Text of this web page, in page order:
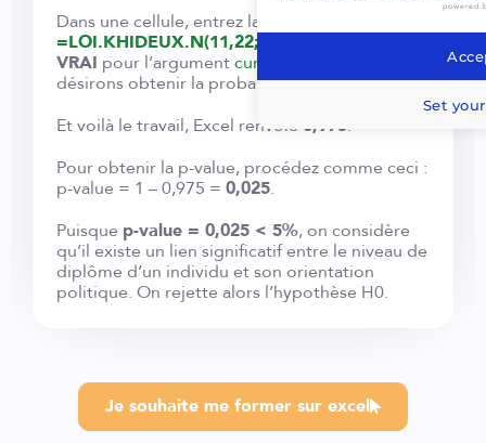
Dans une cellule, entrez la syntaxe suivante :
=LOI.KHIDEUX.N(11,22;4;VRAI)
VRAI pour l’argumentcumulative
désirons obtenir la probabilité cumulée.
Et voilà le travail, Excel renvoie 0,975.
Pour obtenir la p-value, procédez comme ceci :
p-value = 1 – 0,975 = 0,025.
Puisque p-value = 0,025 < 5%, on considère
qu’il existe un lien significatif entre le niveau de
diplôme d’un individu et son orientation
politique. On rejette alors l’hypothèse H0.
Je souhaite me former sur excel
powered
Set